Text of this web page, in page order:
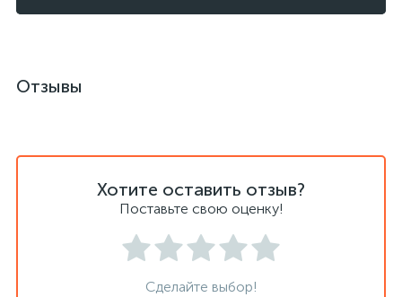
Отзывы
Хотите оставить отзыв?
Поставьте свою оценку!
Сделайте выбор!